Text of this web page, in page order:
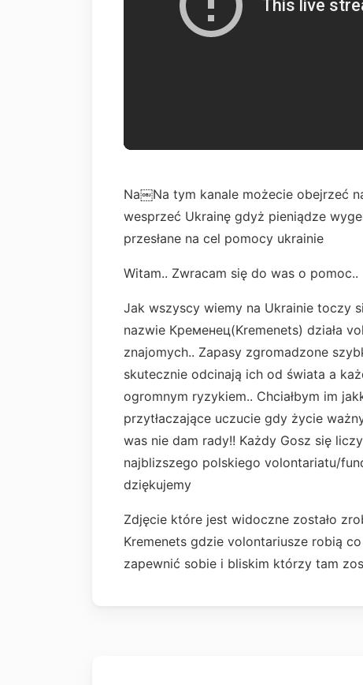
Na￼Na tym kanale możecie obejrzeć
wesprzeć Ukrainę gdyż pieniądze
przesłane na cel pomocy ukrainie
Witam.. Zwracam się do was o pomoc..
Jak wszyscy wiemy na Ukrainie toczy
nazwie Кременец(Kremenets) działa
znajomych.. Zapasy zgromadzone
skutecznie odcinają ich od świata a
ogromnym ryzykiem.. Chciałbym im
przytłaczające uczucie gdy życie
was nie dam rady!! Każdy Gosz się
najblizszego polskiego volontariatu/
dziękujemy
Zdjęcie które jest widoczne zostało
Kremenets gdzie volontariusze robią
zapewnić sobie i bliskim którzy tam